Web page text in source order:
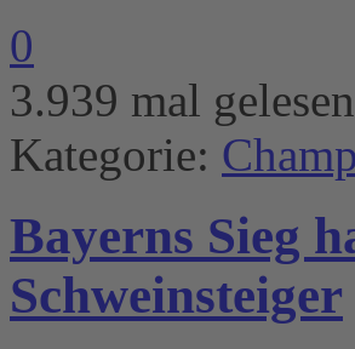
0
3.939 mal gelesen
Kategorie:
Bayerns Sieg
Schweinsteiger